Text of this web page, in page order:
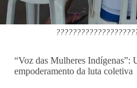
“Voz das Mulheres Indígenas”:
empoderamento da luta coletiva